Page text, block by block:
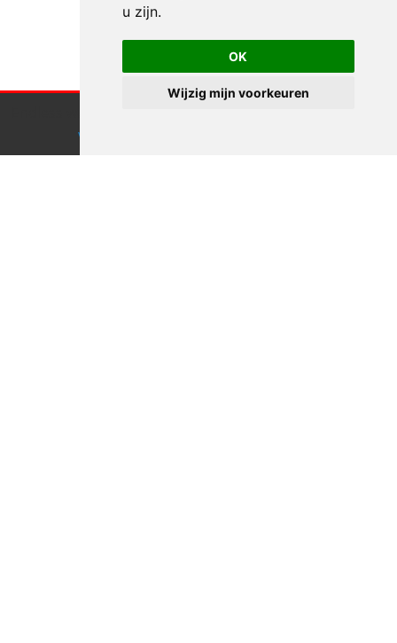
u zijn.
OK
Wijzig mijn voorkeuren
voor meer informatie